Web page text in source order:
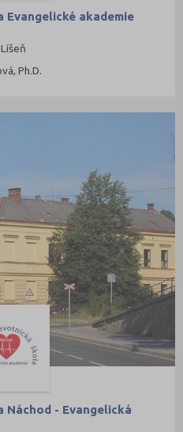
akademie
Ph.D.
- Evangelická